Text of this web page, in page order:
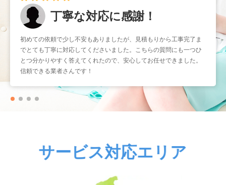
丁寧な対応に感謝！
初めての依頼で少し不安もありましたが、見積もりから工事完了ま
でとても丁寧に対応してくださいました。こちらの質問にも一つひ
とつ分かりやすく答えてくれたので、安心してお任せできました。
信頼できる業者さんです！
サービス対応エリア